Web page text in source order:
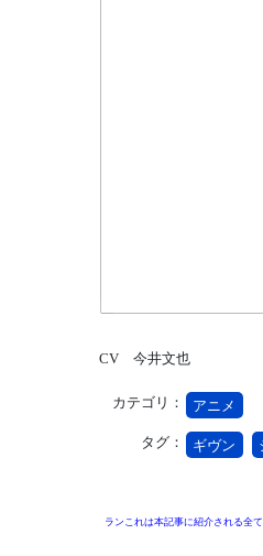
CV 今井文也
カテゴリ： アニメ
タグ： ギヴン
ランこれは本記事に紹介される全